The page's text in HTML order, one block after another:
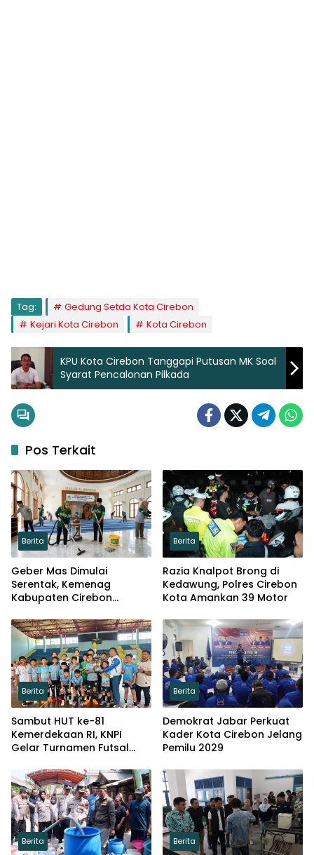
Tag:
Gedung Setda Kota Cirebon
Kejari Kota Cirebon
Kota Cirebon
KPU Kota Cirebon Tanggapi Putusan MK Soal
Syarat Pencalonan Pilkada
Pos Terkait
Berita
Geber Mas Dimulai
Serentak, Kemenag
Kabupaten Cirebon
Berita
Razia Knalpot Brong di
Kedawung, Polres Cirebon
Kota Amankan 39 Motor
Berita
Sambut HUT ke-81
Kemerdekaan RI, KNPI
Gelar Turnamen Futsal
Berita
Demokrat Jabar Perkuat
Kader Kota Cirebon Jelang
Pemilu 2029
Berita Berita